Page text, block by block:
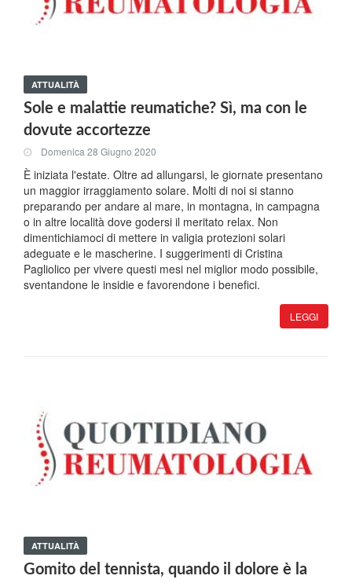
ATTUALITÀ
Sole e malattie reumatiche? Sì, ma con le
dovute accortezze
Domenica 28 Giugno 2020
È iniziata l'estate. Oltre ad allungarsi, le giornate presentano
un maggior irraggiamento solare. Molti di noi si stanno
preparando per andare al mare, in montagna, in campagna
o in altre località dove godersi il meritato relax. Non
dimentichiamoci di mettere in valigia protezioni solari
adeguate e le mascherine. I suggerimenti di Cristina
Pagliolico per vivere questi mesi nel miglior modo possibile,
sventandone le insidie e favorendone i benefici.
LEGGI
ATTUALITÀ
Gomito del tennista, quando il dolore è la